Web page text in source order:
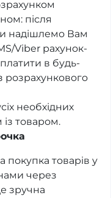
після
надішлемо Вам
Viber рахунок-
в будь-
розрахункового
необхідних
із товаром.
покупка товарів у
через
зручна